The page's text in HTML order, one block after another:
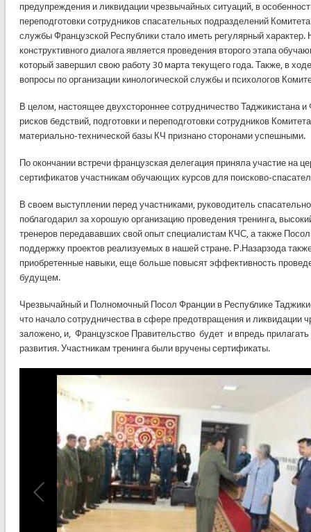
предупреждения и ликвидации чрезвычайных ситуаций, в
переподготовки сотрудников спасательных подразделений
службы Французской Республики стало иметь регулярный характер.
конструктивного диалога является проведения второго этапа
который завершил свою работу 30 марта текущего года. Также, в
вопросы по организации кинологической службы и психологов
В целом, настоящее двухстороннее сотрудничество Таджикистана
рисков бедствий, подготовки и переподготовки сотрудников
материально-технической базы КЧ признано сторонами успешными.
По окончании встречи французская делегация приняла участие на
сертификатов участникам обучающих курсов для поисково-
В своем выступлении перед участниками, руководитель
поблагодарил за хорошую организацию проведения тренинга,
тренеров передававших свой опыт специалистам КЧС, а также
поддержку проектов реализуемых в нашей стране. Р.Назарзода
приобретенные навыки, еще больше повысят эффективность
будущем.
Чрезвычайный и Полномочный Посол Франции в Республике
что начало сотрудничества в сфере предотвращения и ликвидации
заложено, и, Французское Правительство будет и впредь
развития. Участникам тренинга были вручены сертификаты.